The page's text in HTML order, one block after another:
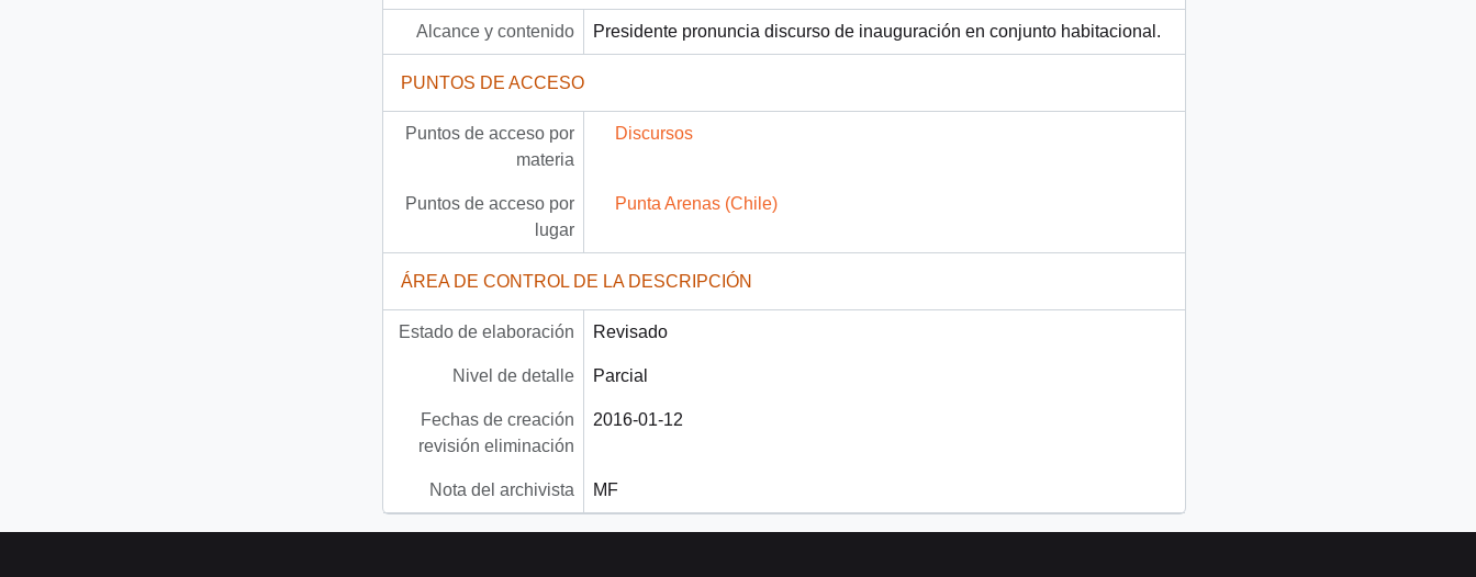
Alcance y contenido Presidente pronuncia discurso de inauguración en conjunto habitacional.
PUNTOS DE ACCESO
Puntos de acceso por
materia
Discursos
Puntos de acceso por
lugar
Punta Arenas (Chile)
ÁREA DE CONTROL DE LA DESCRIPCIÓN
Estado de elaboración Revisado
Nivel de detalle Parcial
Fechas de creación
revisión eliminación
2016-01-12
Nota del archivista MF